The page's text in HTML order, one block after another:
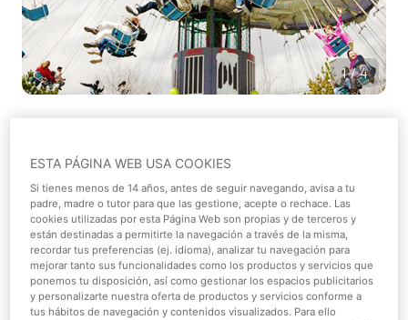
1/4
DC Super Heroes World
Tipo de atracción
Máquina
ESTA PÁGINA WEB USA COOKIES
Si tienes menos de 14 años, antes de seguir navegando, avisa a tu
padre, madre o tutor para que las gestione, acepte o rechace. Las
cookies utilizadas por esta Página Web son propias y de terceros y
están destinadas a permitirte la navegación a través de la misma,
recordar tus preferencias (ej. idioma), analizar tu navegación para
mejorar tanto sus funcionalidades como los productos y servicios que
ponemos tu disposición, así como gestionar los espacios publicitarios
y personalizarte nuestra oferta de productos y servicios conforme a
tus hábitos de navegación y contenidos visualizados. Para ello